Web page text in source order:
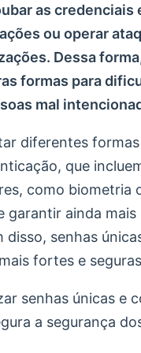
as credenciais
ou operar
Dessa
formas para
mal
diferentes
que
como biometria
garantir ainda mais
disso, senhas
fortes e
senhas únicas e
a segurança